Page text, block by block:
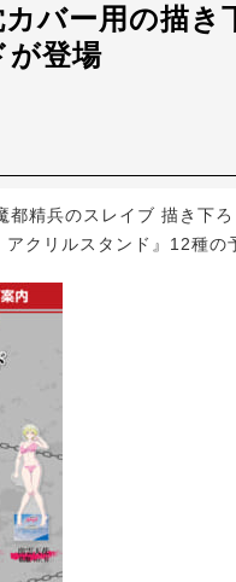
バー用の描き
が登場
精兵のスレイブ 描き下
クリルスタンド』12種の